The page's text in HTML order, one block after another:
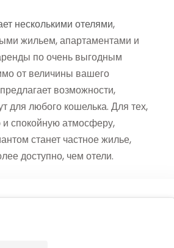
несколькими отелями,
жильем, апартаментами и
по очень выгодным
от величины вашего
возможности,
для любого кошелька. Для тех,
спокойную атмосферу,
станет частное жилье,
доступно, чем отели.